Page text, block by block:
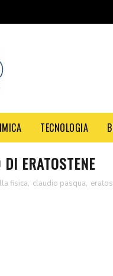
TECNOLOGIA
ERATOSTENE
fisica, claudio pasqua,